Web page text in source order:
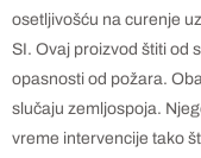
osetljivošću na curenje
SI. Ovaj proizvod štiti od
opasnosti od požara.
slučaju zemljospoja.
vreme intervencije tako